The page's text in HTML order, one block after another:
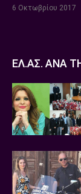
6 Οκτωβρίου 2017
ΕΛ.ΑΣ. ΑΝΑ